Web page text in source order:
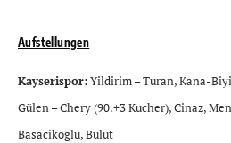
Aufstellungen
Kayserispor:Yildirim – Turan, Kana-
Gülen – Chery (90.+3 Kucher), Cinaz,
Basacikoglu, Bulut